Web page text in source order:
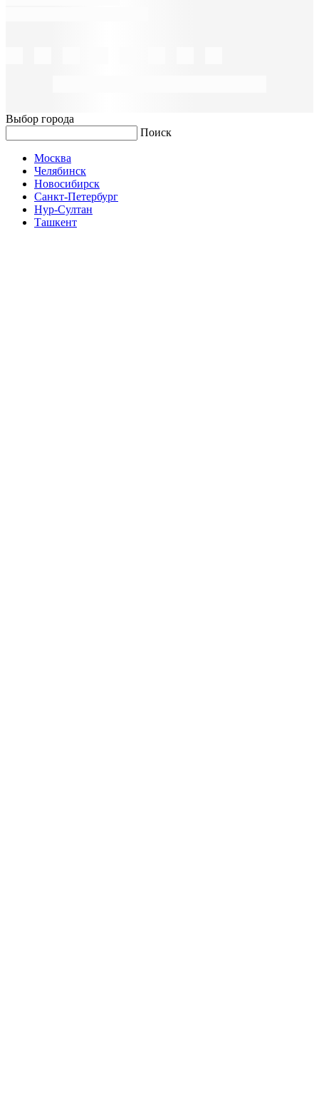
Выбор города
Поиск
Москва
Челябинск
Новосибирск
Санкт-Петербург
Нур-Султан
Ташкент